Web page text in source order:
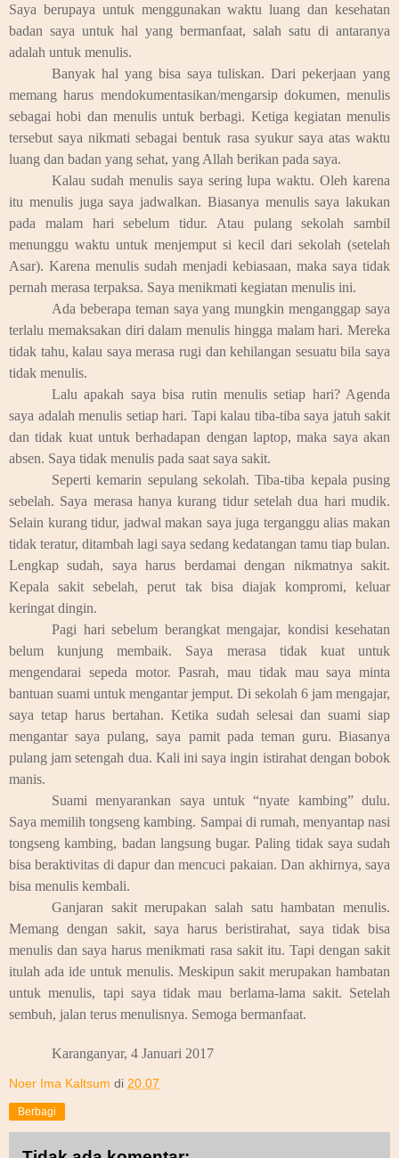
Saya berupaya untuk menggunakan waktu luang dan kesehatan
badan saya untuk hal yang bermanfaat, salah satu di antaranya
adalah untuk menulis.
Banyak hal yang bisa saya tuliskan. Dari pekerjaan yang
memang harus mendokumentasikan/mengarsip dokumen, menulis
sebagai hobi dan menulis untuk berbagi. Ketiga kegiatan menulis
tersebut saya nikmati sebagai bentuk rasa syukur saya atas waktu
luang dan badan yang sehat, yang Allah berikan pada saya.
Kalau sudah menulis saya sering lupa waktu. Oleh karena
itu menulis juga saya jadwalkan. Biasanya menulis saya lakukan
pada malam hari sebelum tidur. Atau pulang sekolah sambil
menunggu waktu untuk menjemput si kecil dari sekolah (setelah
Asar). Karena menulis sudah menjadi kebiasaan, maka saya tidak
pernah merasa terpaksa. Saya menikmati kegiatan menulis ini.
Ada beberapa teman saya yang mungkin menganggap saya
terlalu memaksakan diri dalam menulis hingga malam hari. Mereka
tidak tahu, kalau saya merasa rugi dan kehilangan sesuatu bila saya
tidak menulis.
Lalu apakah saya bisa rutin menulis setiap hari? Agenda
saya adalah menulis setiap hari. Tapi kalau tiba-tiba saya jatuh sakit
dan tidak kuat untuk berhadapan dengan laptop, maka saya akan
absen. Saya tidak menulis pada saat saya sakit.
Seperti kemarin sepulang sekolah. Tiba-tiba kepala pusing
sebelah. Saya merasa hanya kurang tidur setelah dua hari mudik.
Selain kurang tidur, jadwal makan saya juga terganggu alias makan
tidak teratur, ditambah lagi saya sedang kedatangan tamu tiap bulan.
Lengkap sudah, saya harus berdamai dengan nikmatnya sakit.
Kepala sakit sebelah, perut tak bisa diajak kompromi, keluar
keringat dingin.
Pagi hari sebelum berangkat mengajar, kondisi kesehatan
belum kunjung membaik. Saya merasa tidak kuat untuk
mengendarai sepeda motor. Pasrah, mau tidak mau saya minta
bantuan suami untuk mengantar jemput. Di sekolah 6 jam mengajar,
saya tetap harus bertahan. Ketika sudah selesai dan suami siap
mengantar saya pulang, saya pamit pada teman guru. Biasanya
pulang jam setengah dua. Kali ini saya ingin istirahat dengan bobok
manis.
Suami menyarankan saya untuk “nyate kambing” dulu.
Saya memilih tongseng kambing. Sampai di rumah, menyantap nasi
tongseng kambing, badan langsung bugar. Paling tidak saya sudah
bisa beraktivitas di dapur dan mencuci pakaian. Dan akhirnya, saya
bisa menulis kembali.
Ganjaran sakit merupakan salah satu hambatan menulis.
Memang dengan sakit, saya harus beristirahat, saya tidak bisa
menulis dan saya harus menikmati rasa sakit itu. Tapi dengan sakit
itulah ada ide untuk menulis. Meskipun sakit merupakan hambatan
untuk menulis, tapi saya tidak mau berlama-lama sakit. Setelah
sembuh, jalan terus menulisnya. Semoga bermanfaat.
Karanganyar, 4 Januari 2017
Noer Ima Kaltsum di 20.07
Berbagi